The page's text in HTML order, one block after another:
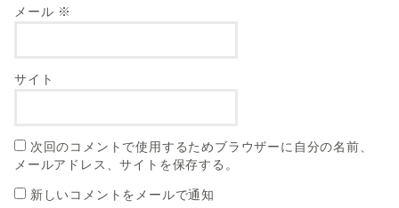
メール ※
サイト
次回のコメントで使用するためブラウザーに自分の名前、
メールアドレス、サイトを保存する。
新しいコメントをメールで通知